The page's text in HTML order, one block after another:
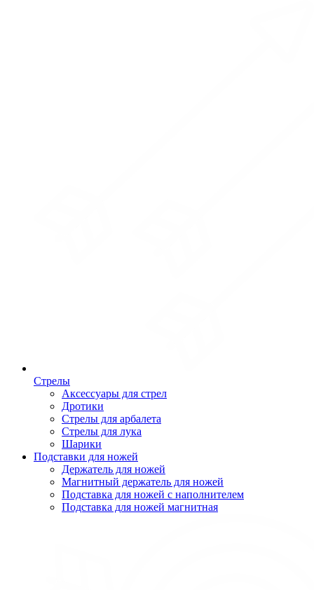
Стрелы
Аксессуары для стрел
Дротики
Стрелы для арбалета
Стрелы для лука
Шарики
Подставки для ножей
Держатель для ножей
Магнитный держатель для ножей
Подставка для ножей с наполнителем
Подставка для ножей магнитная